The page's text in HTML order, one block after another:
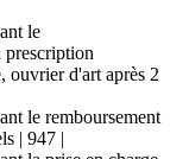
le
prescription
ouvrier d'art après 2
le remboursement
| 947 |